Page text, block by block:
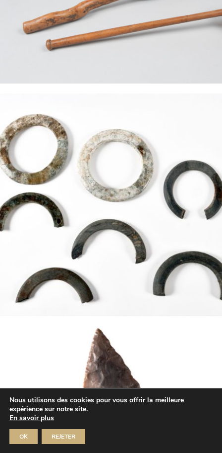
Nous utilisons des cookies pour vous offrir la meilleure
expérience sur notre site.
En savoir plus
OK REJETER